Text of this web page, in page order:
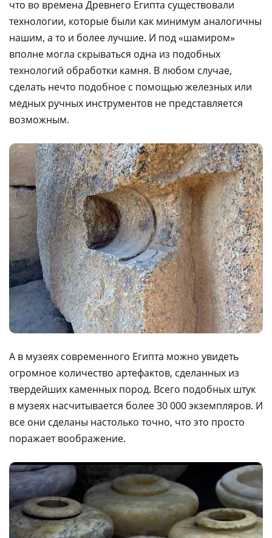
что во времена Древнего Египта существовали
технологии, которые были как минимум аналогичны
нашим, а то и более лучшие. И под «шамиром»
вполне могла скрываться одна из подобных
технологий обработки камня. В любом случае,
сделать нечто подобное с помощью железных или
медных ручных инструментов не представляется
возможным.
А в музеях современного Египта можно увидеть
огромное количество артефактов, сделанных из
твердейших каменных пород. Всего подобных штук
в музеях насчитывается более 30 000 экземпляров. И
все они сделаны настолько точно, что это просто
поражает воображение.